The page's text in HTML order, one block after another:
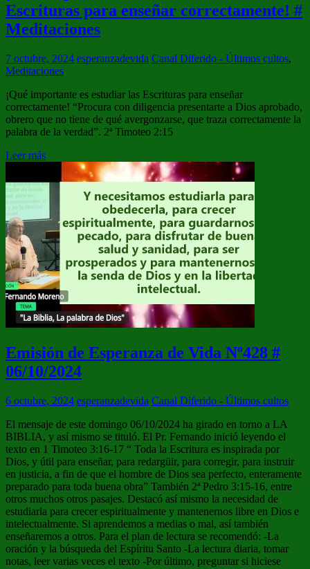
Escrituras para enseñar correctamente! #
Meditaciones
7 octubre, 2024 esperanzadevida Canal Diferido - Últimos cultos,
Meditaciones
¡Qué importante es estudiar las Escrituras para enseñar
correctamente! “Procura con diligencia presentarte a Dios aprobado,
obrero que no tiene de qué avergonzarse, que traza correctamente la
palabra de la verdad”. 2ª Timoteo 2:15
Leer más
Emisión de Esperanza de Vida Nº428 #
06/10/2024
6 octubre, 2024 esperanzadevida Canal Diferido - Últimos cultos
El mensaje de este domingo 06/10/2024 ha girado en torno a LA
BIBLIA, y así mismo se tituló. El Pr. Fernando inició leyendo el
texto en 1 Timoteo 3:16-17 “ Toda la Escritura es inspirada por
Dios, y útil para enseñar, para redargüir, para corregir, para instruir
en justicia, a fin de que el hombre de Dios sea perfecto, enteramente
preparado para toda buena obra” También 2ª Pedro 3:15-16, entre
otros muchos otros pasajes. Destacó así mismo la necesidad de
estudiarla para crecer espiritualmente y mantenernos libre en Dios e
intelectualmente. Si aprendemos a medias o mal, así también
enseñaremos a otros. Para el plan de lectura se recomendó: -La
oración y la búsqueda del Espíritu Santo -La lectura diaria, tomar
notas, leer varias veces el texto -Por último, preguntar si hiciese